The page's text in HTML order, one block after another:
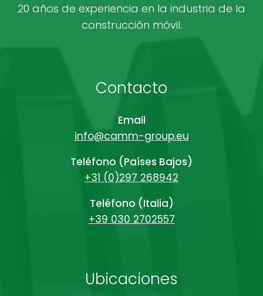
20 años de experiencia en la industria de la
construcción móvil.
Contacto
Email
info@camm-group.eu
Teléfono (Países Bajos)
+31 (0)297 268942
Teléfono (Italia)
+39 030 2702557
Ubicaciones